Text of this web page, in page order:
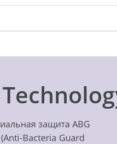
защита ABG
Bacteria Guard